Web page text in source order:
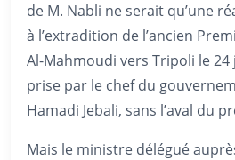
de M. Nabli ne serait qu’une
à l’extradition de l’ancien
Al-Mahmoudi vers Tripoli le
prise par le chef du
Hamadi Jebali, sans l’aval du
Mais le ministre délégué